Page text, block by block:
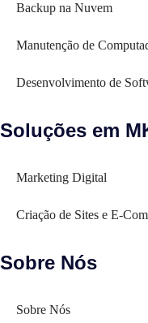
Backup na Nuvem
Manutenção de
Desenvolvimento de
Soluções em
Marketing Digital
Criação de Sites e E-
Sobre Nós
Sobre Nós